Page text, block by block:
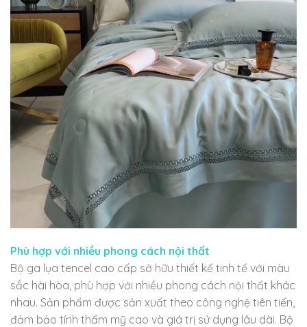
Phù hợp với nhiều phong cách nội thất
Bộ ga lụa tencel cao cấp sở hữu thiết kế tinh tế với màu
sắc hài hòa, phù hợp với nhiều phong cách nội thất khác
nhau. Sản phẩm được sản xuất theo công nghệ tiên tiến,
đảm bảo tính thẩm mỹ cao và giá trị sử dụng lâu dài. Bộ